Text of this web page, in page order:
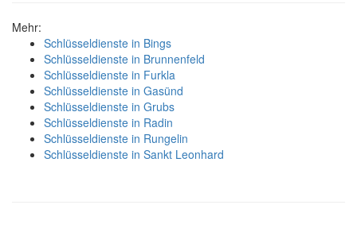
Mehr:
Schlüsseldienste in Bings
Schlüsseldienste in Brunnenfeld
Schlüsseldienste in Furkla
Schlüsseldienste in Gasünd
Schlüsseldienste in Grubs
Schlüsseldienste in Radin
Schlüsseldienste in Rungelin
Schlüsseldienste in Sankt Leonhard